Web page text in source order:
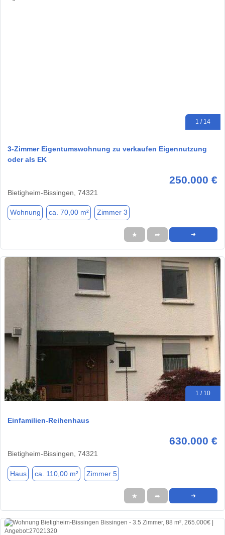
1 / 14
3-Zimmer Eigentumswohnung zu verkaufen Eigennutzung
oder als EK
250.000 €
Bietigheim-Bissingen, 74321
Wohnung ca. 70,00 m² Zimmer 3
★ ➦ ➜
1 / 10
Einfamilien-Reihenhaus
630.000 €
Bietigheim-Bissingen, 74321
Haus ca. 110,00 m² Zimmer 5
★ ➦ ➜